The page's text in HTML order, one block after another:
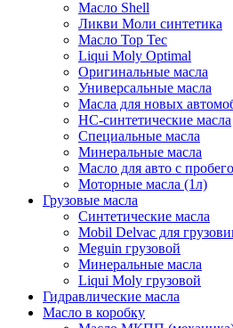
Масло Shell
Ликви Моли синтетика
Масло Top Tec
Liqui Moly Optimal
Оригинальные масла
Универсальные масла
Масла для новых
HC-синтетические масла
Специальные масла
Минеральные масла
Масло для авто с
Моторные масла (1л)
Грузовые масла
Синтетические масла
Mobil Delvac для
Meguin грузовой
Минеральные масла
Liqui Moly грузовой
Гидравлические масла
Масло в коробку